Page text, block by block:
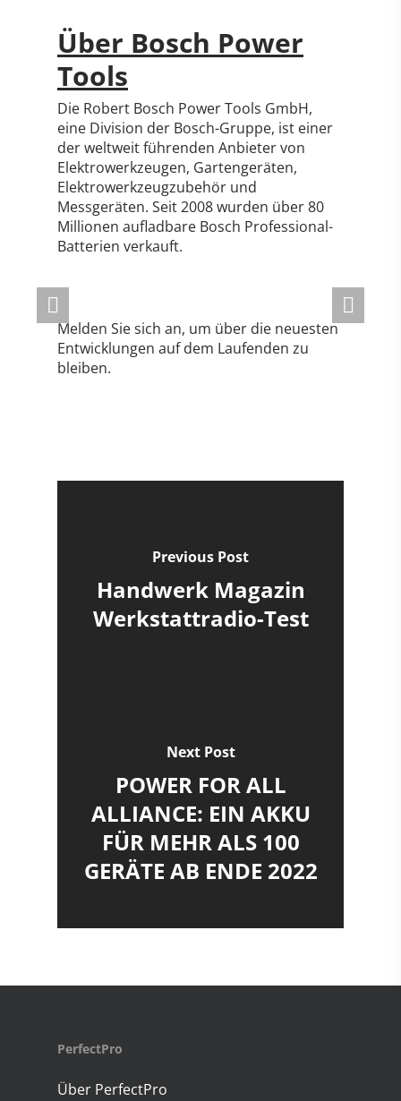
Über Bosch Power
Tools
Die Robert Bosch Power Tools GmbH,
eine Division der Bosch-Gruppe, ist einer
der weltweit führenden Anbieter von
Elektrowerkzeugen, Gartengeräten,
Elektrowerkzeugzubehör und
Messgeräten. Seit 2008 wurden über 80
Millionen aufladbare Bosch Professional-
Batterien verkauft.
Melden Sie sich an, um über die neuesten
Entwicklungen auf dem Laufenden zu
bleiben.
Previous Post
Handwerk Magazin
Werkstattradio-Test
Next Post
POWER FOR ALL
ALLIANCE: EIN AKKU
FÜR MEHR ALS 100
GERÄTE AB ENDE 2022
PerfectPro
Über PerfectPro